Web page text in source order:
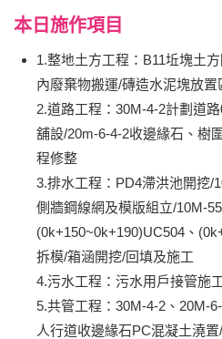
本日施作項目
1.整地土方工程：B11坵塊土
內廢棄物搬運/磚造水泥塊放置
2.道路工程：30M-4-2計劃道
舖設/20m-6-4-2收邊緣石、樹
程修整
3.排水工程：PD4滯洪池開挖/
側牆鋼線網及模版組立/10M-
(0k+150~0k+190)UC504、
拆模/箱涵開挖/回填及施工
4.污水工程：污水用戶接管施
5.共管工程：30M-4-2、20M-
人行道收邊緣石PC混凝土澆